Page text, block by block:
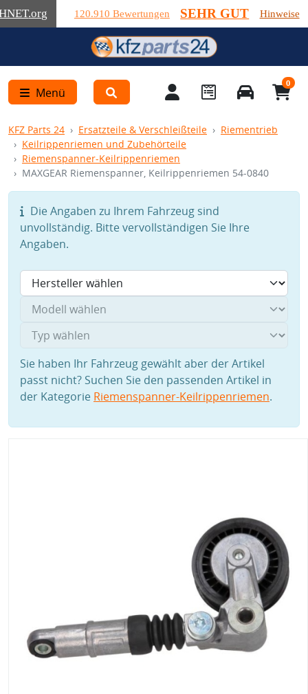
.org 120.910 Bewertungen SEHR GUT Hinweise
Menü
0
KFZ Parts 24 Ersatzteile & Verschleißteile
Riementrieb
Keilrippenriemen und Zubehörteile
Riemenspanner-Keilrippenriemen
MAXGEAR Riemenspanner, Keilrippenriemen 54-0840
Die Angaben zu Ihrem Fahrzeug sind
unvollständig. Bitte vervollständigen Sie Ihre
Angaben.
Sie haben Ihr Fahrzeug gewählt aber der Artikel
passt nicht? Suchen Sie den passenden Artikel in
der Kategorie Riemenspanner-Keilrippenriemen.